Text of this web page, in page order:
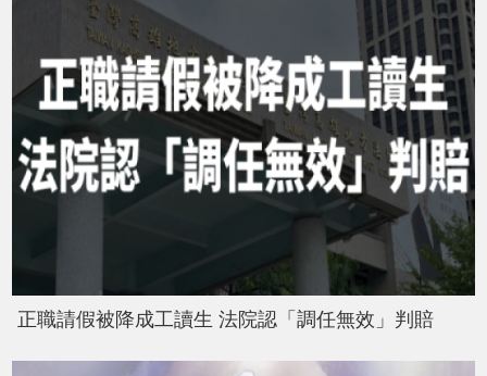
正職請假被降成工讀生 法院認「調任無效」判賠